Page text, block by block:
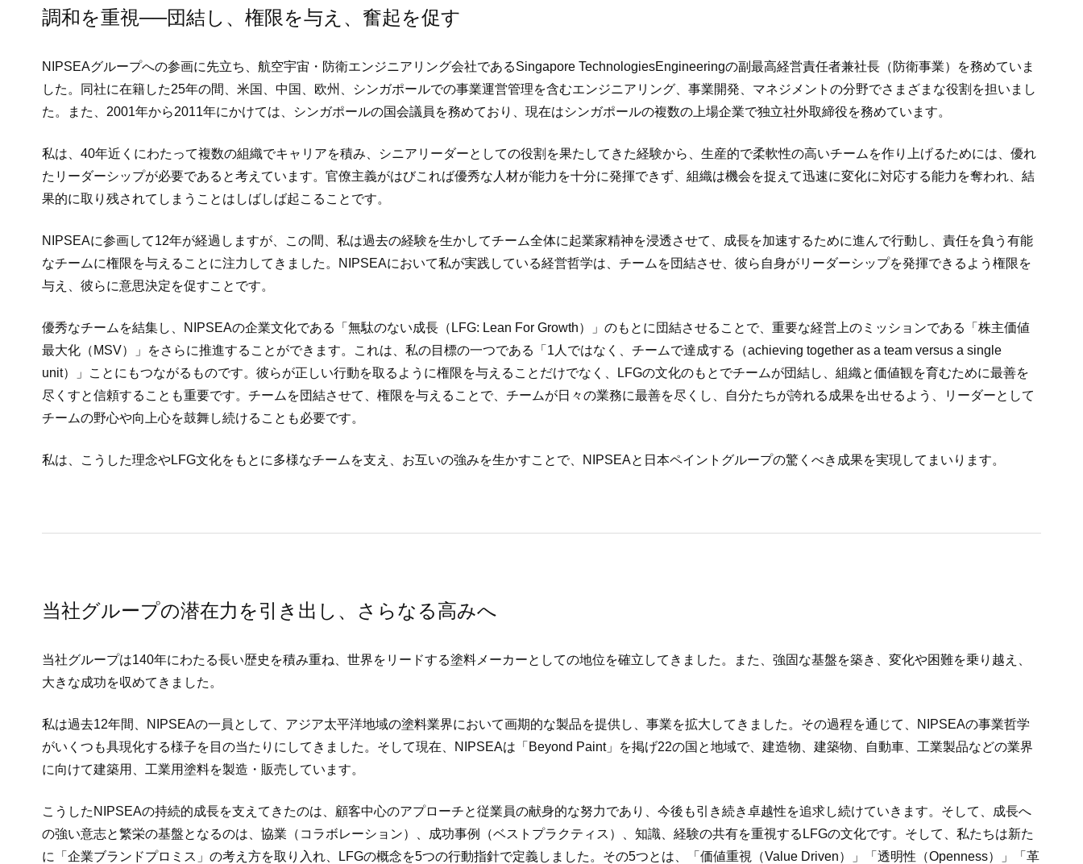
調和を重視──団結し、権限を与え、奮起を促す
NIPSEAグループへの参画に先立ち、航空宇宙・防衛エンジニアリング会社であるSingapore TechnologiesEngineeringの副最高経営責任者兼社長（防衛事業）を務めていま
した。同社に在籍した25年の間、米国、中国、欧州、シンガポールでの事業運営管理を含むエンジニアリング、事業開発、マネジメントの分野でさまざまな役割を担いまし
た。また、2001年から2011年にかけては、シンガポールの国会議員を務めており、現在はシンガポールの複数の上場企業で独立社外取締役を務めています。
私は、40年近くにわたって複数の組織でキャリアを積み、シニアリーダーとしての役割を果たしてきた経験から、生産的で柔軟性の高いチームを作り上げるためには、優れ
たリーダーシップが必要であると考えています。官僚主義がはびこれば優秀な人材が能力を十分に発揮できず、組織は機会を捉えて迅速に変化に対応する能力を奪われ、結
果的に取り残されてしまうことはしばしば起こることです。
NIPSEAに参画して12年が経過しますが、この間、私は過去の経験を生かしてチーム全体に起業家精神を浸透させて、成長を加速するために進んで行動し、責任を負う有能
なチームに権限を与えることに注力してきました。NIPSEAにおいて私が実践している経営哲学は、チームを団結させ、彼ら自身がリーダーシップを発揮できるよう権限を
与え、彼らに意思決定を促すことです。
優秀なチームを結集し、NIPSEAの企業文化である「無駄のない成長（LFG: Lean For Growth）」のもとに団結させることで、重要な経営上のミッションである「株主価値
最大化（MSV）」をさらに推進することができます。これは、私の目標の一つである「1人ではなく、チームで達成する（achieving together as a team versus a single
unit）」ことにもつながるものです。彼らが正しい行動を取るように権限を与えることだけでなく、LFGの文化のもとでチームが団結し、組織と価値観を育むために最善を
尽くすと信頼することも重要です。チームを団結させて、権限を与えることで、チームが日々の業務に最善を尽くし、自分たちが誇れる成果を出せるよう、リーダーとして
チームの野心や向上心を鼓舞し続けることも必要です。
私は、こうした理念やLFG文化をもとに多様なチームを支え、お互いの強みを生かすことで、NIPSEAと日本ペイントグループの驚くべき成果を実現してまいります。
当社グループの潜在力を引き出し、さらなる高みへ
当社グループは140年にわたる長い歴史を積み重ね、世界をリードする塗料メーカーとしての地位を確立してきました。また、強固な基盤を築き、変化や困難を乗り越え、
大きな成功を収めてきました。
私は過去12年間、NIPSEAの一員として、アジア太平洋地域の塗料業界において画期的な製品を提供し、事業を拡大してきました。その過程を通じて、NIPSEAの事業哲学
がいくつも具現化する様子を目の当たりにしてきました。そして現在、NIPSEAは「Beyond Paint」を掲げ22の国と地域で、建造物、建築物、自動車、工業製品などの業界
に向けて建築用、工業用塗料を製造・販売しています。
こうしたNIPSEAの持続的成長を支えてきたのは、顧客中心のアプローチと従業員の献身的な努力であり、今後も引き続き卓越性を追求し続けていきます。そして、成長へ
の強い意志と繁栄の基盤となるのは、協業（コラボレーション）、成功事例（ベストプラクティス）、知識、経験の共有を重視するLFGの文化です。そして、私たちは新た
に「企業ブランドプロミス」の考え方を取り入れ、LFGの概念を5つの行動指針で定義しました。その5つとは、「価値重視（Value Driven）」「透明性（Openness）」「革